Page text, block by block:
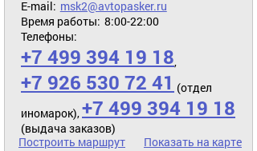
E-mail: msk2@avtopasker.ru
Время работы: 8:00-22:00
Телефоны:
+7 499 394 19 18,
+7 926 530 72 41 (отдел
иномарок),+7 499 394 19 18
(выдача заказов)
Построить маршрут
Показать на карте